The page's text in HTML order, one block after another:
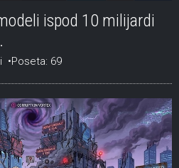
ispod 10 milijardi
Poseta: 69